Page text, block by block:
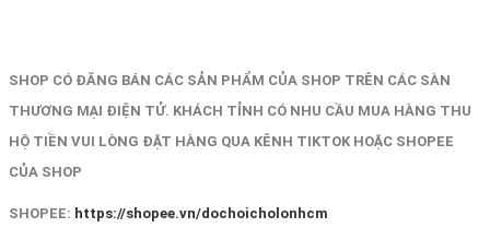
SHOP CÓ ĐĂNG BÁN CÁC SẢN PHẨM CỦA SHOP TRÊN CÁC SÀN
THƯƠNG MẠI ĐIỆN TỬ. KHÁCH TỈNH CÓ NHU CẦU MUA HÀNG THU
HỘ TIỀN VUI LÒNG ĐẶT HÀNG QUA KÊNH TIKTOK HOẶC SHOPEE
CỦA SHOP
SHOPEE: https://shopee.vn/dochoicholonhcm